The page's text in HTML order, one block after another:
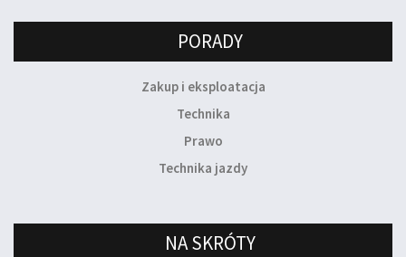
PORADY
Zakup i eksploatacja
Technika
Prawo
Technika jazdy
NA SKRÓTY